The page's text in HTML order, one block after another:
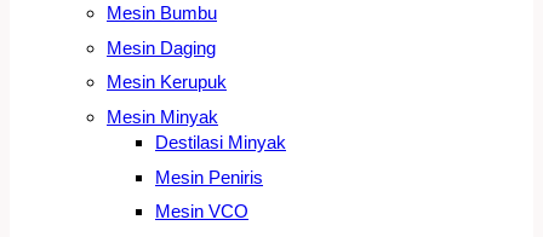
Mesin Bumbu
Mesin Daging
Mesin Kerupuk
Mesin Minyak
Destilasi Minyak
Mesin Peniris
Mesin VCO